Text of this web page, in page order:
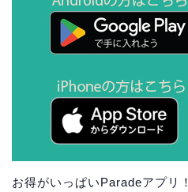
お得がいっぱいParadeアプリ！